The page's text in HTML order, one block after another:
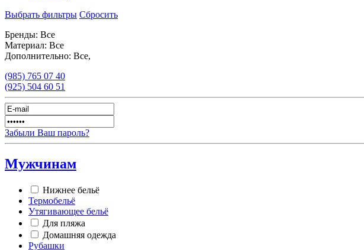
Выбрать фильтры Сбросить
Бренды: Все
Материал: Все
Дополнительно: Все,
(985) 765 07 40
(925) 504 60 51
Забыли Ваш пароль?
Мужчинам
Нижнее бельё
Термобельё
Утягивающее бельё
Для пляжа
Домашняя одежда
Рубашки